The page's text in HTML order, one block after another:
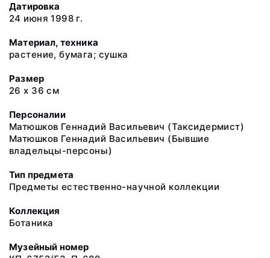
Датировка
24 июня 1998 г.
Материал, техника
растение, бумага; сушка
Размер
26 х 36 см
Персоналии
Матюшков Геннадий Васильевич (Таксидермист)
Матюшков Геннадий Васильевич (Бывшие
владельцы-персоны)
Тип предмета
Предметы естественно-научной коллекции
Коллекция
Ботаника
Музейный номер